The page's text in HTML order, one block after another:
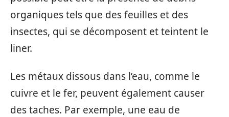
organiques tels que des feuilles et des
insectes, qui se décomposent et teintent le
liner.
Les métaux dissous dans l’eau, comme le
cuivre et le fer, peuvent également causer
des taches. Par exemple, une eau de